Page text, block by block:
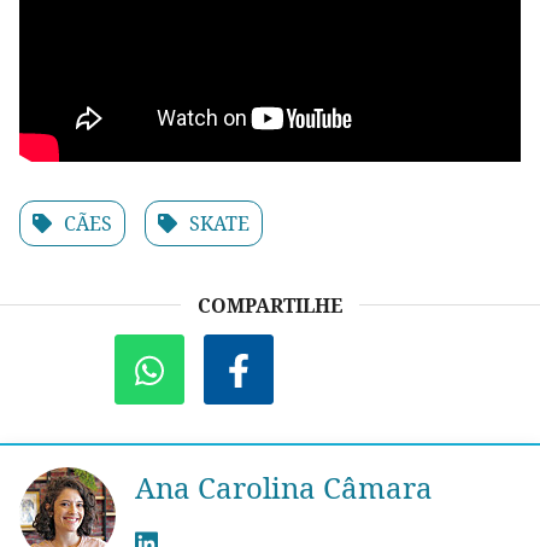
CÃES SKATE
COMPARTILHE
Ana Carolina Câmara